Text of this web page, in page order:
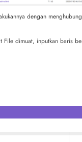
dengan
File dimuat, inputkan baris